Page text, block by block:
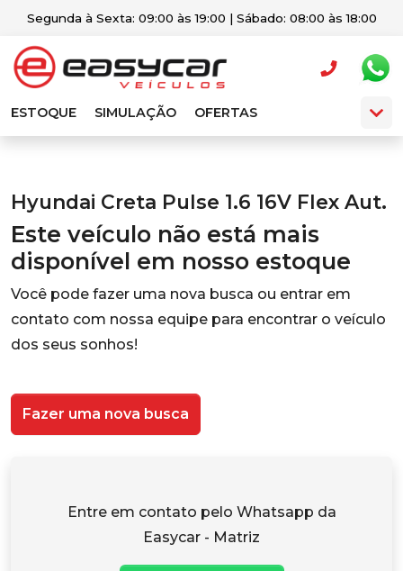
Segunda à Sexta: 09:00 às 19:00 | Sábado: 08:00 às 18:00
ESTOQUE SIMULAÇÃO OFERTAS
Hyundai Creta Pulse 1.6 16V Flex Aut.
Este veículo não está mais
disponível em nosso estoque
Você pode fazer uma nova busca ou entrar em
contato com nossa equipe para encontrar o veículo
dos seus sonhos!
Fazer uma nova busca
Entre em contato pelo Whatsapp da
Easycar - Matriz